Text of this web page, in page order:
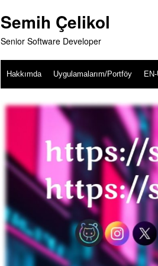
to
Semih Çelikol
Senior Software Developer
Hakkımda Uygulamalarım/Portföy